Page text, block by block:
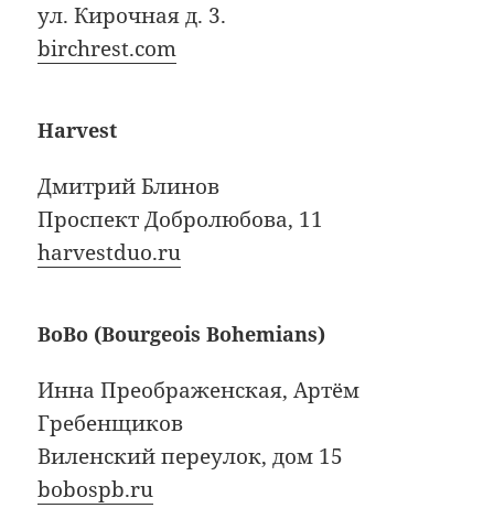
ул. Кирочная д. 3.
birchrest.com
Harvest
Дмитрий Блинов
Проспект Добролюбова, 11
harvestduo.ru
BoBo (Bourgeois Bohemians)
Инна Преображенская, Артём
Гребенщиков
Виленский переулок, дом 15
bobospb.ru